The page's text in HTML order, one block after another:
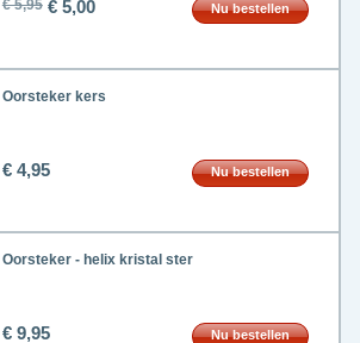
€ 5,95 € 5,00 Nu bestellen
Oorsteker kers
€ 4,95 Nu bestellen
Oorsteker - helix kristal ster
€ 9,95 Nu bestellen